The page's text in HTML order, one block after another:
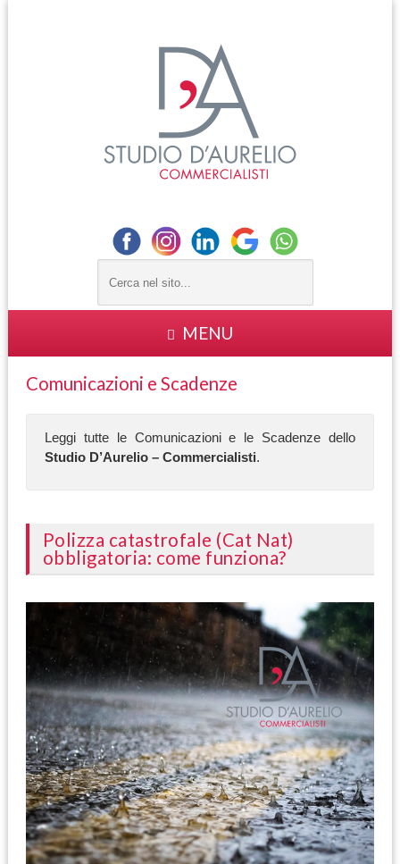
MENU
Comunicazioni e Scadenze
Leggi tutte le Comunicazioni e le Scadenze dello
Studio D’Aurelio – Commercialisti.
Polizza catastrofale (Cat Nat)
obbligatoria: come funziona?